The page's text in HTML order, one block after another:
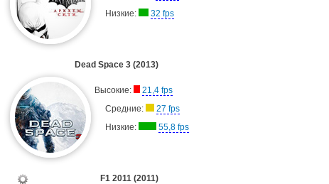
Низкие:
32 fps
Dead Space 3 (2013)
Высокие:
21,4 fps
Средние:
27 fps
Низкие:
55,8 fps
F1 2011 (2011)